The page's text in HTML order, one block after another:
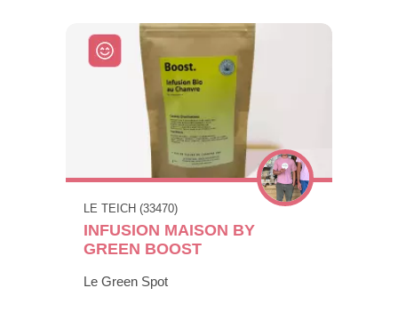
LE TEICH (33470)
INFUSION MAISON BY
GREEN BOOST
Le Green Spot